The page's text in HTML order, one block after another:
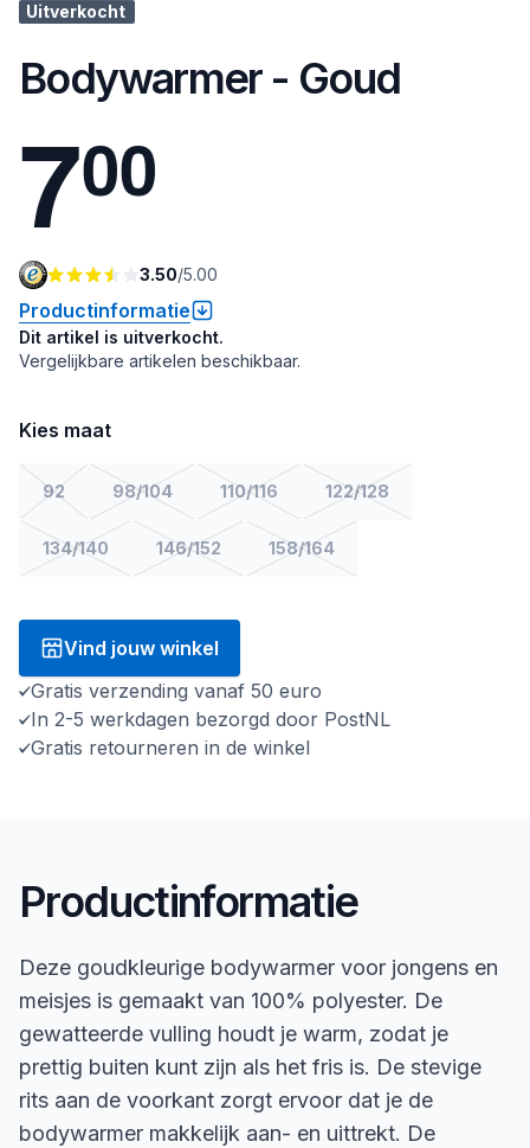
Uitverkocht
Bodywarmer - Goud
700
3.50/5.00
Productinformatie
Dit artikel is uitverkocht.
Vergelijkbare artikelen beschikbaar.
Kies maat
92 98/104 110/116 122/128
134/140 146/152 158/164
Vind jouw winkel
Gratis verzending vanaf 50 euro
In 2-5 werkdagen bezorgd door PostNL
Gratis retourneren in de winkel
Productinformatie
Deze goudkleurige bodywarmer voor jongens en
meisjes is gemaakt van 100% polyester. De
gewatteerde vulling houdt je warm, zodat je
prettig buiten kunt zijn als het fris is. De stevige
rits aan de voorkant zorgt ervoor dat je de
bodywarmer makkelijk aan- en uittrekt. De